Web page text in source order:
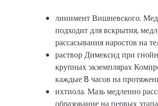
линимент Вишневского.
подходит для вскрытия,
рассасывания наростов на
раствор Димексид при
крупных экземплярах
каждые 8 часов на
ихтиола. Мазь медленно